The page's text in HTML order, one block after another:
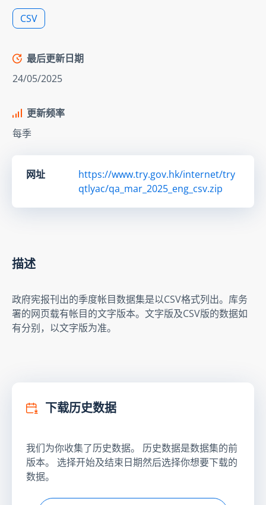
CSV
最后更新日期
24/05/2025
更新频率
每季
网址
https://www.try.gov.hk/internet/try
qtlyac/qa_mar_2025_eng_csv.zip
描述
政府宪报刊出的季度帐目数据集是以CSV格式列出。库务
署的网页载有帐目的文字版本。文字版及CSV版的数据如
有分别，以文字版为准。
下载历史数据
我们为你收集了历史数据。 历史数据是数据集的前
版本。 选择开始及结束日期然后选择你想要下载的
数据。